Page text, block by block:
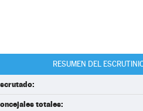
RESUMEN DEL
totales: